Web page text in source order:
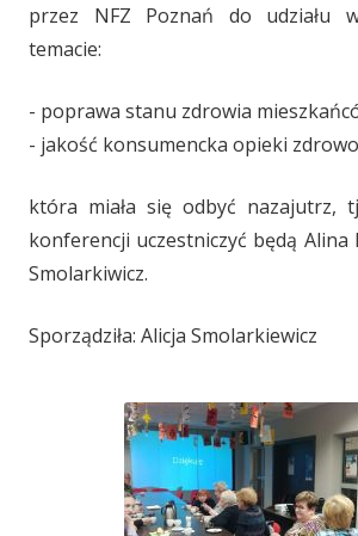
przez NFZ Poznań do udziału
temacie:
- poprawa stanu zdrowia
- jakość konsumencka opieki
która miała się odbyć nazajutrz,
konferencji uczestniczyć będą Alina
Smolarkiwicz.
Sporządziła: Alicja Smolarkiewicz